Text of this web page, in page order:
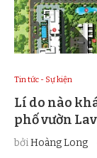
Tin tức - Sự kiện
Lí do nào
phố vườn
bởiHoàng Long